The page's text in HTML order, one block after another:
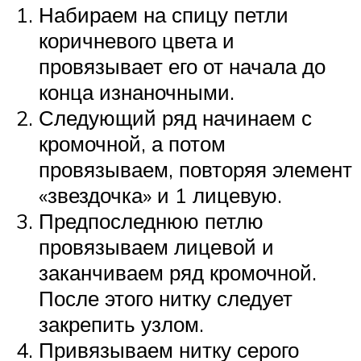
Набираем на спицу петли
коричневого цвета и
провязывает его от начала до
конца изнаночными.
Следующий ряд начинаем с
кромочной, а потом
провязываем, повторяя элемент
«звездочка» и 1 лицевую.
Предпоследнюю петлю
провязываем лицевой и
заканчиваем ряд кромочной.
После этого нитку следует
закрепить узлом.
Привязываем нитку серого